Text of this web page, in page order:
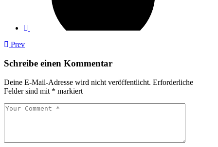
Prev
Schreibe einen Kommentar
Deine E-Mail-Adresse wird nicht veröffentlicht. Erforderliche
Felder sind mit * markiert